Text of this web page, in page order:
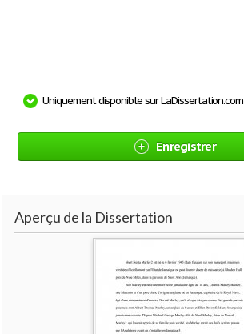
Uniquement disponible sur LaDissertation.com
Enregistrer
Aperçu de la Dissertation